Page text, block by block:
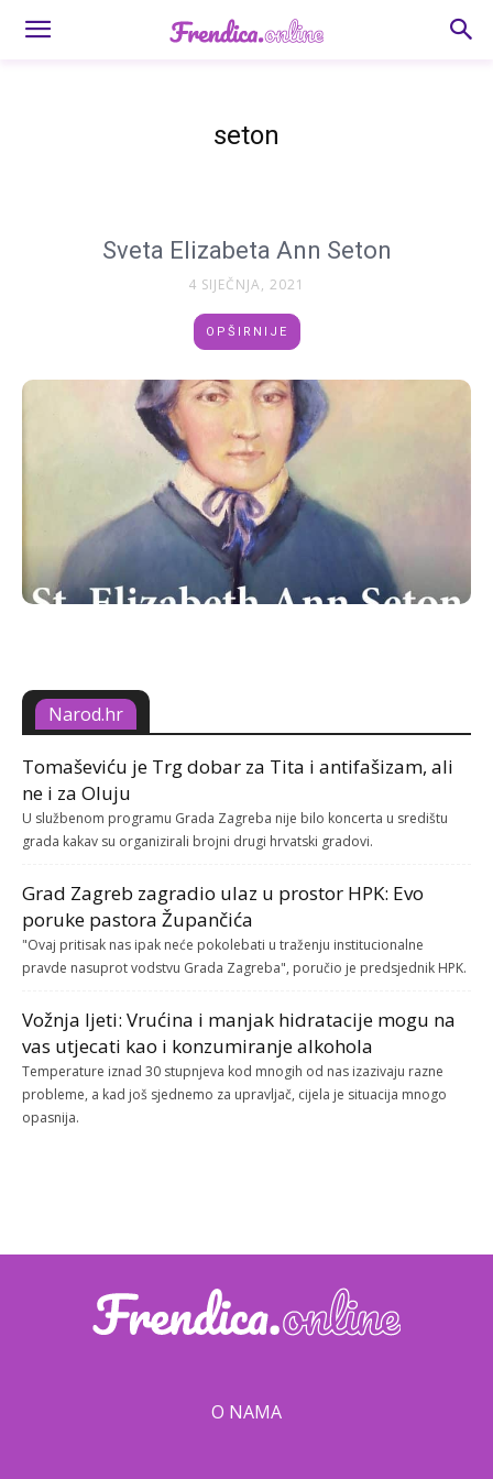
seton
Sveta Elizabeta Ann Seton
4 SIJEČNJA, 2021
OPŠIRNIJE
Narod.hr
Tomaševiću je Trg dobar za Tita i antifašizam, ali
ne i za Oluju
U službenom programu Grada Zagreba nije bilo koncerta u središtu
grada kakav su organizirali brojni drugi hrvatski gradovi.
Grad Zagreb zagradio ulaz u prostor HPK: Evo
poruke pastora Župančića
"Ovaj pritisak nas ipak neće pokolebati u traženju institucionalne
pravde nasuprot vodstvu Grada Zagreba", poručio je predsjednik HPK.
Vožnja ljeti: Vrućina i manjak hidratacije mogu na
vas utjecati kao i konzumiranje alkohola
Temperature iznad 30 stupnjeva kod mnogih od nas izazivaju razne
probleme, a kad još sjednemo za upravljač, cijela je situacija mnogo
opasnija.
O NAMA